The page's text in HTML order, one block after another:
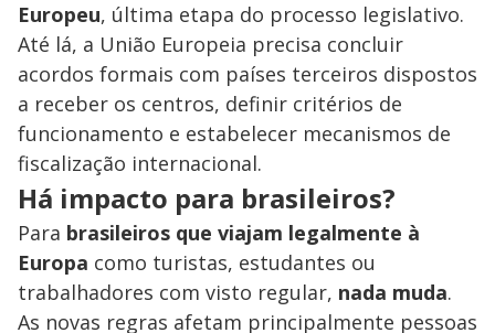
Europeu, última etapa do processo legislativo.
Até lá, a União Europeia precisa concluir
acordos formais com países terceiros dispostos
a receber os centros, definir critérios de
funcionamento e estabelecer mecanismos de
fiscalização internacional.
Há impacto para brasileiros?
Para brasileiros que viajam legalmente à
Europa como turistas, estudantes ou
trabalhadores com visto regular, nada muda.
As novas regras afetam principalmente pessoas